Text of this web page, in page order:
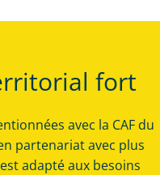
fort
avec la CAF du
partenariat avec plus
adapté aux besoins